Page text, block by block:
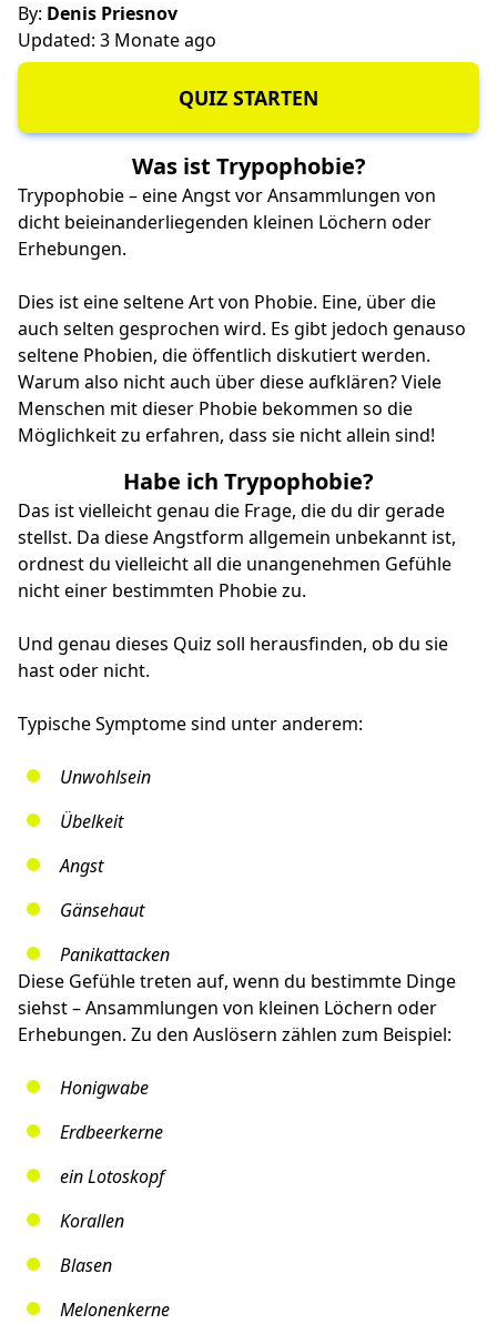
By: Denis Priesnov
Updated: 3 Monate ago
QUIZ STARTEN
Was ist Trypophobie?
Trypophobie – eine Angst vor Ansammlungen von
dicht beieinanderliegenden kleinen Löchern oder
Erhebungen.
Dies ist eine seltene Art von Phobie. Eine, über die
auch selten gesprochen wird. Es gibt jedoch genauso
seltene Phobien, die öffentlich diskutiert werden.
Warum also nicht auch über diese aufklären? Viele
Menschen mit dieser Phobie bekommen so die
Möglichkeit zu erfahren, dass sie nicht allein sind!
Habe ich Trypophobie?
Das ist vielleicht genau die Frage, die du dir gerade
stellst. Da diese Angstform allgemein unbekannt ist,
ordnest du vielleicht all die unangenehmen Gefühle
nicht einer bestimmten Phobie zu.
Und genau dieses Quiz soll herausfinden, ob du sie
hast oder nicht.
Typische Symptome sind unter anderem:
Unwohlsein
Übelkeit
Angst
Gänsehaut
Panikattacken
Diese Gefühle treten auf, wenn du bestimmte Dinge
siehst – Ansammlungen von kleinen Löchern oder
Erhebungen. Zu den Auslösern zählen zum Beispiel:
Honigwabe
Erdbeerkerne
ein Lotoskopf
Korallen
Blasen
Melonenkerne